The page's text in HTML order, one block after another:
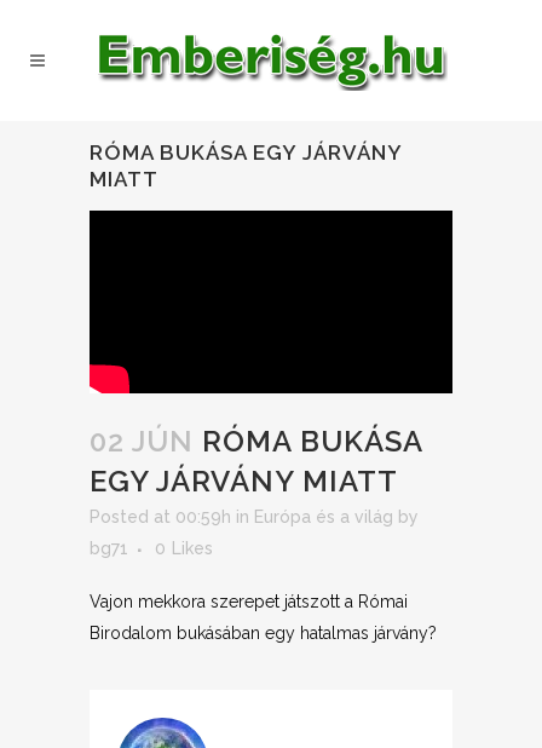
RÓMA BUKÁSA EGY JÁRVÁNY
MIATT
02 JÚN RÓMA BUKÁSA
EGY JÁRVÁNY MIATT
Posted at 00:59h in Európa és a világ by
bg71
0 Likes
Vajon mekkora szerepet játszott a Római
Birodalom bukásában egy hatalmas járvány?